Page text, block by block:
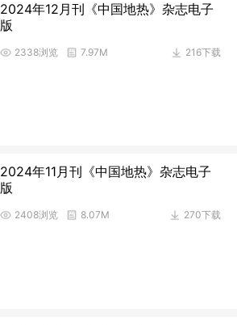
2024年12月刊《中国地热》杂志电子
版
216下载
2338浏览 7.97M
2024年11月刊《中国地热》杂志电子
版
270下载
2408浏览 8.07M